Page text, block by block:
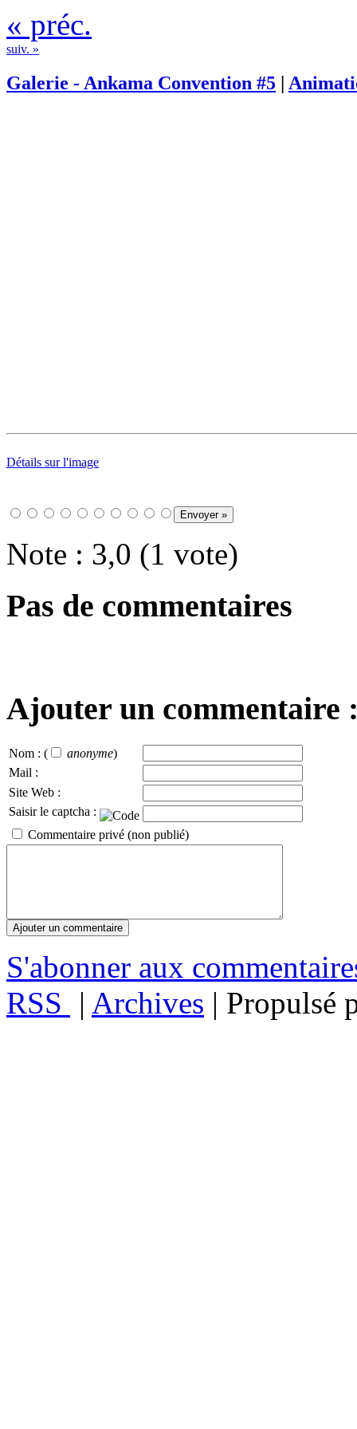
« préc.
suiv. »
Galerie - Ankama Convention #5 |
Détails sur l'image
Note : 3,0 (1 vote)
Pas de commentaires
Ajouter un commentaire
Nom : ( anonyme)
Mail :
Site Web :
Saisir le captcha :
Commentaire privé (non publié)
S'abonner aux
RSS
| Archives | Propulsé